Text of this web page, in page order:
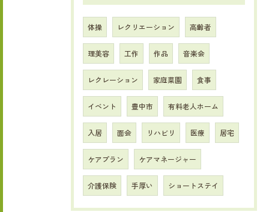
体操 レクリエーション 高齢者
理美容 工作 作品 音楽会
レクレーション 家庭菜園 食事
イベント 豊中市 有料老人ホーム
入居 面会 リハビリ 医療 居宅
ケアプラン ケアマネージャー
介護保険 手厚い ショートステイ